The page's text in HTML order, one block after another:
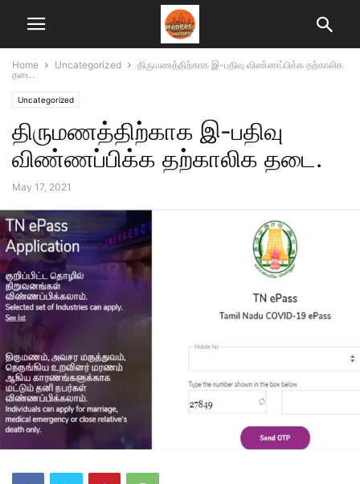
Home Uncategorized
திருமணத்திற்காக இ-பதிவு விண்ணப்பிக்க தற்காலிக
தடை.
Uncategorized
திருமணத்திற்காக இ-பதிவு
விண்ணப்பிக்க தற்காலிக தடை.
May 17, 2021